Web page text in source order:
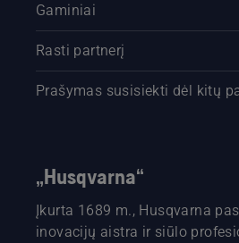
Gaminiai
Rasti partnerį
Prašymas susisiekti dėl kitų
„Husqvarna“
Įkurta 1689 m., Husqvarna
inovacijų aistra ir siūlo